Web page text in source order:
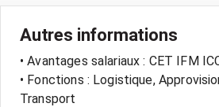
Autres informations
• Avantages salariaux : CET IFM
• Fonctions : Logistique,
Transport